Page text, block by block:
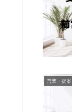
営業・提案